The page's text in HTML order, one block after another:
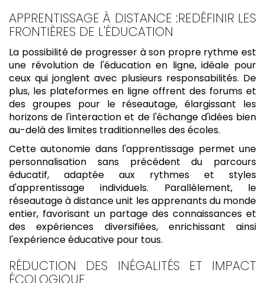
APPRENTISSAGE À DISTANCE :REDÉFINIR LES
FRONTIÈRES DE L'ÉDUCATION
La possibilité de progresser à son propre rythme est
une révolution de l'éducation en ligne, idéale pour
ceux qui jonglent avec plusieurs responsabilités. De
plus, les plateformes en ligne offrent des forums et
des groupes pour le réseautage, élargissant les
horizons de l'interaction et de l'échange d'idées bien
au-delà des limites traditionnelles des écoles.
Cette autonomie dans l'apprentissage permet une
personnalisation sans précédent du parcours
éducatif, adaptée aux rythmes et styles
d'apprentissage individuels. Parallèlement, le
réseautage à distance unit les apprenants du monde
entier, favorisant un partage des connaissances et
des expériences diversifiées, enrichissant ainsi
l'expérience éducative pour tous.
RÉDUCTION DES INÉGALITÉS ET IMPACT
ÉCOLOGIQUE